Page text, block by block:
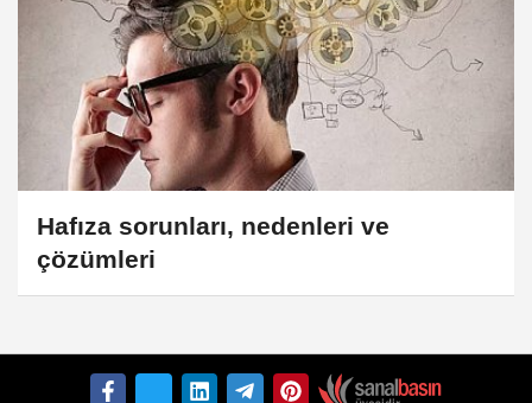
Hafıza sorunları, nedenleri ve
çözümleri